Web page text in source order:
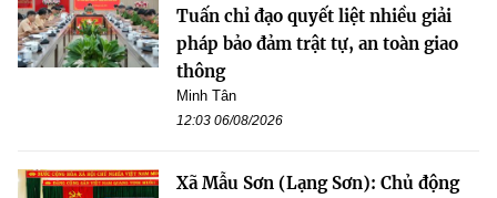
Tuấn chỉ đạo quyết liệt nhiều giải
pháp bảo đảm trật tự, an toàn giao
thông
Minh Tân
12:03 06/08/2026
Xã Mẫu Sơn (Lạng Sơn): Chủ động